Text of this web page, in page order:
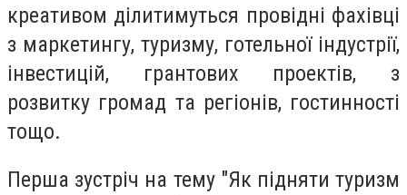
креативом ділитимуться провідні фахівці
з маркетингу, туризму, готельної індустрії,
інвестицій, грантових проектів, з
розвитку громад та регіонів, гостинності
тощо.
Перша зустріч на тему "Як підняти туризм